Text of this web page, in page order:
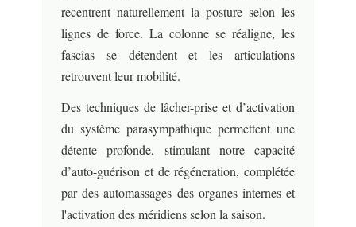
recentrent naturellement la posture selon les
lignes de force. La colonne se réaligne, les
fascias se détendent et les articulations
retrouvent leur mobilité.
Des techniques de lâcher-prise et d’activation
du système parasympathique permettent une
détente profonde, stimulant notre capacité
d’auto-guérison et de régéneration, complétée
par des automassages des organes internes et
l'activation des méridiens selon la saison.